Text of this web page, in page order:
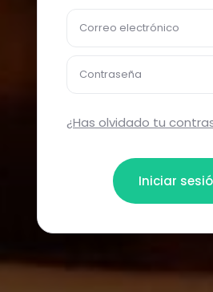
Correo electrónico
Contraseña
¿Has olvidado tu
Iniciar